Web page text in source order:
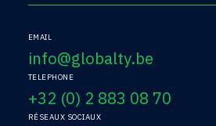
EMAIL
info@globalty.be
TELEPHONE
+32 (0) 2 883 08 70
RÉSEAUX SOCIAUX